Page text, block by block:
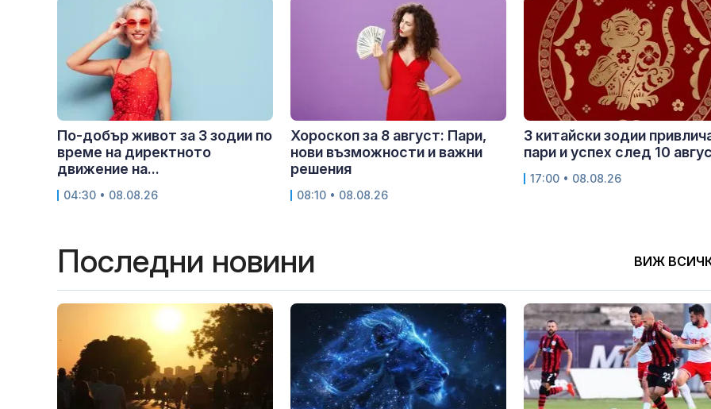
По-добър живот за 3 зодии по
време на директното
движение на...
04:30 • 08.08.26
Хороскоп за 8 август: Пари,
нови възможности и важни
решения
08:10 • 08.08.26
3 китайски зодии
пари и успех след 10
17:00 • 08.08.26
Последни новини ВИЖ